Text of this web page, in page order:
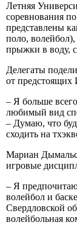
Летняя
соревнования
представлены
поло,
прыжки в воду,
Делегаты
от предстоящих
– Я больше
любимый вид
– Думаю, что
сходить на
Мариан
игровые
– Я
волейбол и
Свердловской
волейбольная